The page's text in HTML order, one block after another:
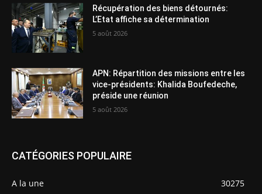
Récupération des biens détournés:
L’Etat affiche sa détermination
5 août 2026
APN: Répartition des missions entre les
vice-présidents: Khalida Boufedeche,
préside une réunion
5 août 2026
CATÉGORIES POPULAIRE
A la une
30275